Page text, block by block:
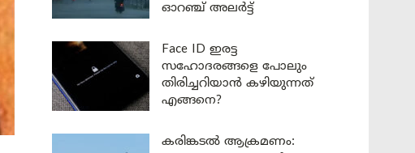
ഓറഞ്ച് അലർട്ട്
Face ID ഇരട്ട
സഹോദരങ്ങളെ പോലും
തിരിച്ചറിയാൻ കഴിയുന്നത്
എങ്ങനെ?
കരിങ്കടൽ ആക്രമണം: